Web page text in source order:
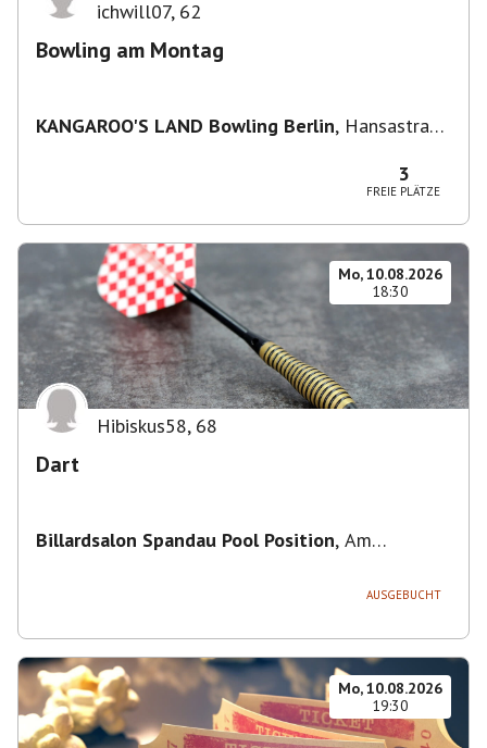
ichwill07, 62
Bowling am Montag
KANGAROO'S LAND Bowling Berlin, Hansastraße
3
FREIE PLÄTZE
Mo, 10.08.2026
18:30
Hibiskus58, 68
Dart
Billardsalon Spandau Pool Position, Am
AUSGEBUCHT
Mo, 10.08.2026
19:30